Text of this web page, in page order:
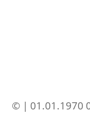
© | 01.01.1970